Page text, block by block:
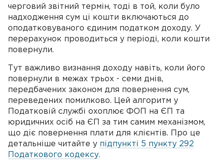
черговий звітний термін, тоді в той, коли було
надходження сум ці кошти включаються до
оподатковуваного єдиним податком доходу. У
перерахунок проводиться у періоді, коли кошти
повернули.
Тут важливо визнання доходу навіть, коли його
повернули в межах трьох - семи днів,
передбачених законом для повернення сум,
переведених помилково. Цей алгоритм у
Податковій службі охоплює ФОП на ЄП та
юридичних осіб на ЄП за тим самим механізмом,
що діє повернення плати для клієнтів. Про це
детальніше читайте у підпункті 5 пункту 292
Податкового кодексу.